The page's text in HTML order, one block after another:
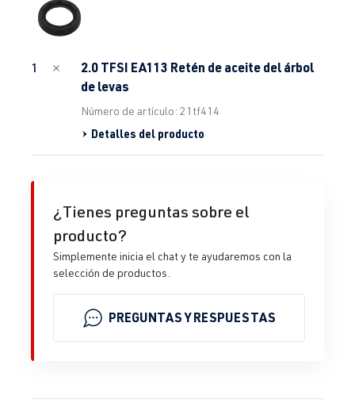
1
2.0 TFSI EA113 Retén de aceite del árbol
de levas
Número de artículo: 21tf414
Detalles del producto
¿Tienes preguntas sobre el
producto?
Simplemente inicia el chat y te ayudaremos con la
selección de productos.
PREGUNTAS Y RESPUESTAS